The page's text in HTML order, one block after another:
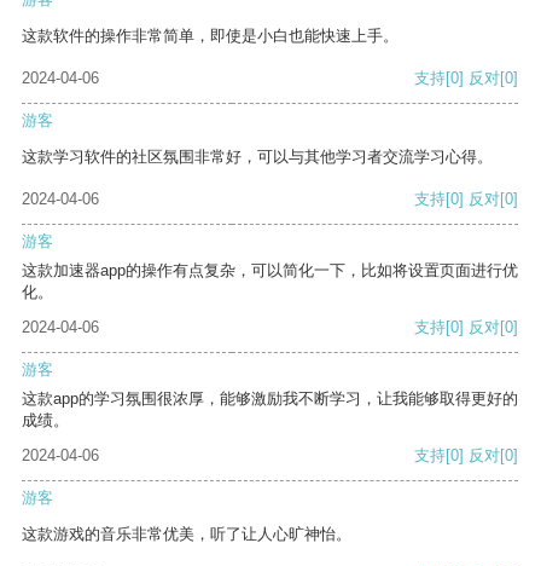
这款软件的操作非常简单，即使是小白也能快速上手。
2024-04-06 支持[0] 反对[0]
游客
这款学习软件的社区氛围非常好，可以与其他学习者交流学习心得。
2024-04-06 支持[0] 反对[0]
游客
这款加速器app的操作有点复杂，可以简化一下，比如将设置页面进行优
化。
2024-04-06
支持[0] 反对[0]
游客
这款app的学习氛围很浓厚，能够激励我不断学习，让我能够取得更好的
成绩。
2024-04-06
支持[0] 反对[0]
游客
这款游戏的音乐非常优美，听了让人心旷神怡。